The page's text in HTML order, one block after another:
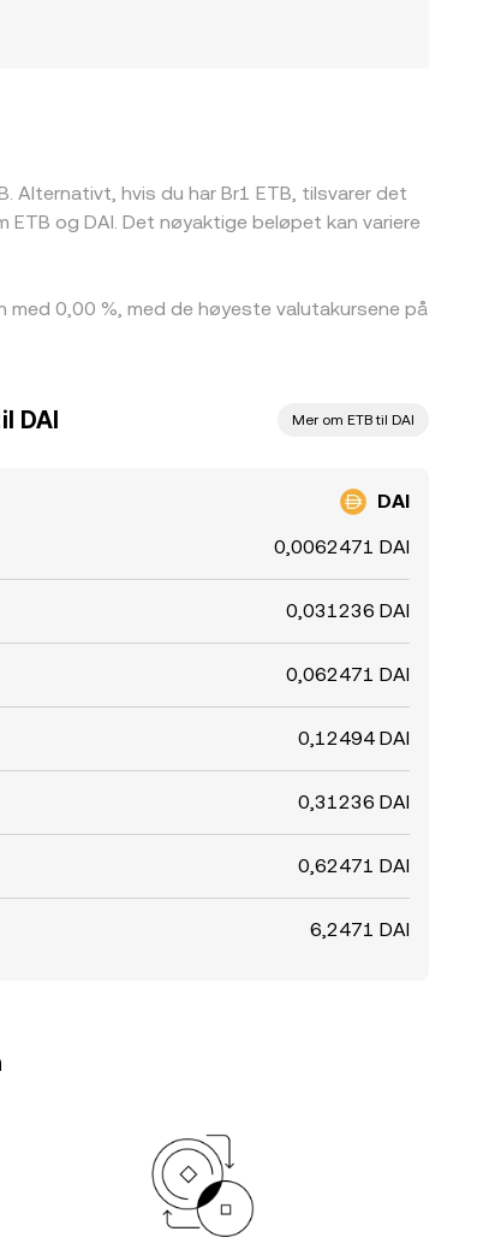
Alternativt, hvis du har Br1 ETB, tilsvarer det
ETB og DAI. Det nøyaktige beløpet kan variere
med 0,00 %, med de høyeste valutakursene på
DAI Mer om ETB til DAI
DAI
0,0062471 DAI
0,031236 DAI
0,062471 DAI
0,12494 DAI
0,31236 DAI
0,62471 DAI
6,2471 DAI